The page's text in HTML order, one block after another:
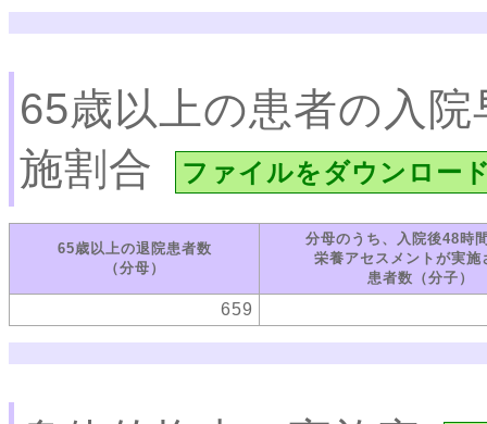
65歳以上の患者の入
施割合
ファイルをダウンロー
65歳以上の退院患者数
（分母）
分母のうち、入院後48時
栄養アセスメントが実施
患者数（分子）
659